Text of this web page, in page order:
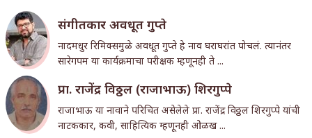
संगीतकार अवधूत गुप्ते
नादमधुर रिमिक्समुळे अवधूत गुप्ते हे नाव घराघरांत पोचलं. त्यानंतर
सारेगपम या कार्यक्रमाचा परीक्षक म्हणूनही ते ...
प्रा. राजेंद्र विठ्ठल (राजाभाऊ) शिरगुप्पे
राजाभाऊ या नावाने परिचित असेलेले प्रा. राजेंद्र विठ्ठल शिरगुप्पे यांची
नाटककार, कवी, साहित्यिक म्हणूनही ओळख ...